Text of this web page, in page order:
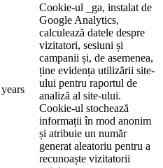
Cookie-ul _ga, instalat de
Google Analytics,
calculează datele despre
vizitatori, sesiuni și
campanii și, de asemenea,
ține evidența utilizării site-
ului pentru raportul de
analiză al site-ului.
Cookie-ul stochează
informații în mod anonim
și atribuie un număr
generat aleatoriu pentru a
recunoaște vizitatorii